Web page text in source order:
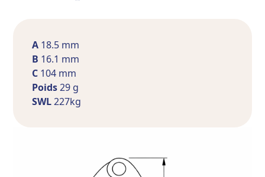
A 18.5 mm
B 16.1 mm
C 104 mm
Poids29 g
SWL227kg